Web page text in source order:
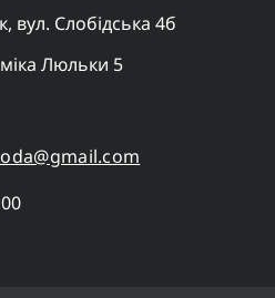
вул. Слобідська 4б
Люльки 5